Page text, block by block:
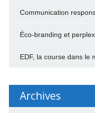
Communication
Éco-branding et
EDF, la course dans le
Archives